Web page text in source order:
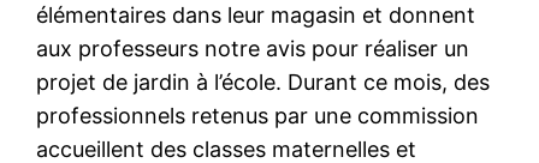
élémentaires dans leur magasin et donnent
aux professeurs notre avis pour réaliser un
projet de jardin à l’école. Durant ce mois, des
professionnels retenus par une commission
accueillent des classes maternelles et